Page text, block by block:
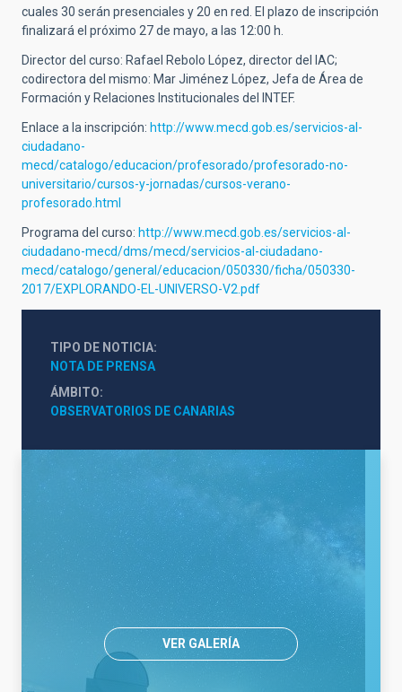
cuales 30 serán presenciales y 20 en red. El plazo de inscripción
finalizará el próximo 27 de mayo, a las 12:00 h.
Director del curso: Rafael Rebolo López, director del IAC;
codirectora del mismo: Mar Jiménez López, Jefa de Área de
Formación y Relaciones Institucionales del INTEF.
Enlace a la inscripción: http://www.mecd.gob.es/servicios-al-
ciudadano-
mecd/catalogo/educacion/profesorado/profesorado-no-
universitario/cursos-y-jornadas/cursos-verano-
profesorado.html
Programa del curso: http://www.mecd.gob.es/servicios-al-
ciudadano-mecd/dms/mecd/servicios-al-ciudadano-
mecd/catalogo/general/educacion/050330/ficha/050330-
2017/EXPLORANDO-EL-UNIVERSO-V2.pdf
TIPO DE NOTICIA
NOTA DE PRENSA
ÁMBITO
OBSERVATORIOS DE CANARIAS
VER GALERÍA